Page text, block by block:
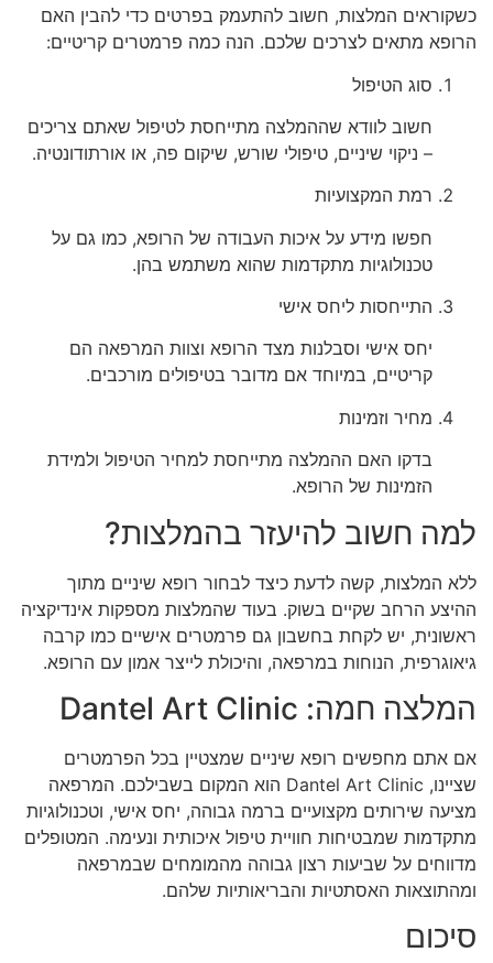
כשקוראים המלצות, חשוב להתעמק בפרטים כדי להבין האם
הרופא מתאים לצרכים שלכם. הנה כמה פרמטרים קריטיים:
סוג הטיפול
חשוב לוודא שההמלצה מתייחסת לטיפול שאתם צריכים
– ניקוי שיניים, טיפולי שורש, שיקום פה, או אורתודונטיה.
רמת המקצועיות
חפשו מידע על איכות העבודה של הרופא, כמו גם על
טכנולוגיות מתקדמות שהוא משתמש בהן.
התייחסות ליחס אישי
יחס אישי וסבלנות מצד הרופא וצוות המרפאה הם
קריטיים, במיוחד אם מדובר בטיפולים מורכבים.
מחיר וזמינות
בדקו האם ההמלצה מתייחסת למחיר הטיפול ולמידת
הזמינות של הרופא.
למה חשוב להיעזר בהמלצות?
ללא המלצות, קשה לדעת כיצד לבחור רופא שיניים מתוך
ההיצע הרחב שקיים בשוק. בעוד שהמלצות מספקות אינדיקציה
ראשונית, יש לקחת בחשבון גם פרמטרים אישיים כמו קרבה
גיאוגרפית, הנוחות במרפאה, והיכולת לייצר אמון עם הרופא.
המלצה חמה: Dantel Art Clinic
אם אתם מחפשים רופא שיניים שמצטיין בכל הפרמטרים
שציינו, Dantel Art Clinic הוא המקום בשבילכם. המרפאה
מציעה שירותים מקצועיים ברמה גבוהה, יחס אישי, וטכנולוגיות
מתקדמות שמבטיחות חוויית טיפול איכותית ונעימה. המטופלים
מדווחים על שביעות רצון גבוהה מהמומחים שבמרפאה
ומהתוצאות האסתטיות והבריאותיות שלהם.
סיכום